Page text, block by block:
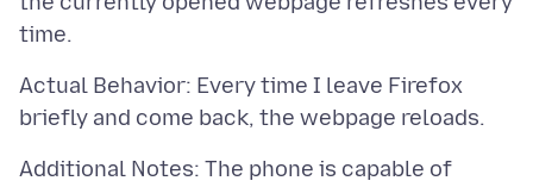
Actual Behavior: Every time I leave Firefox
Additional Notes: The phone is capable of